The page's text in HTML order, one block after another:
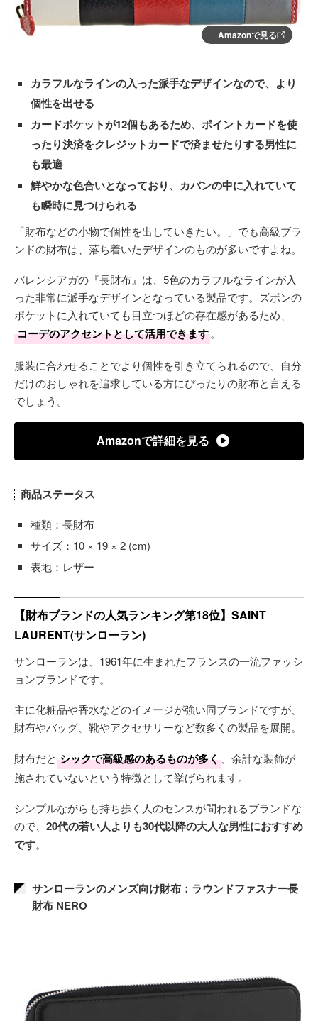
Amazonで見る
カラフルなラインの入った派手なデザインなので、より
個性を出せる
カードポケットが12個もあるため、ポイントカードを使
ったり決済をクレジットカードで済ませたりする男性に
も最適
鮮やかな色合いとなっており、カバンの中に入れていて
も瞬時に見つけられる
「財布などの小物で個性を出していきたい。」でも高級ブラ
ンドの財布は、落ち着いたデザインのものが多いですよね。
バレンシアガの『長財布』は、5色のカラフルなラインが入
った非常に派手なデザインとなっている製品です。ズボンの
ポケットに入れていても目立つほどの存在感があるため、
コーデのアクセントとして活用できます。
服装に合わせることでより個性を引き立てられるので、自分
だけのおしゃれを追求している方にぴったりの財布と言える
でしょう。
Amazonで詳細を見る
商品ステータス
種類：長財布
サイズ：10 × 19 × 2 (cm)
表地：レザー
【財布ブランドの人気ランキング第18位】SAINT
LAURENT(サンローラン)
サンローランは、1961年に生まれたフランスの一流ファッシ
ョンブランドです。
主に化粧品や香水などのイメージが強い同ブランドですが、
財布やバッグ、靴やアクセサリーなど数多くの製品を展開。
財布だと シックで高級感のあるものが多く 、余計な装飾が
施されていないという特徴として挙げられます。
シンプルながらも持ち歩く人のセンスが問われるブランドな
ので、 20代の若い人よりも30代以降の大人な男性におすすめ
です。
サンローランのメンズ向け財布：ラウンドファスナー長
財布 NERO